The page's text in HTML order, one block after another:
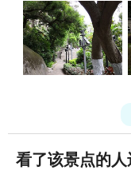
看了该景点的人